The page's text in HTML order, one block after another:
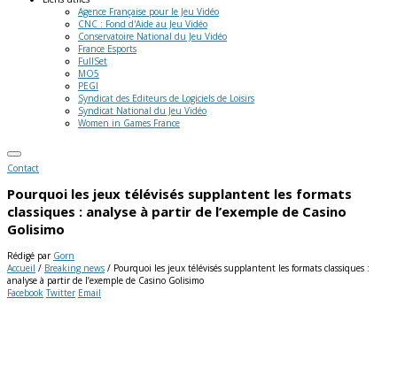
Agence Française pour le Jeu Vidéo
CNC : Fond d'Aide au Jeu Vidéo
Conservatoire National du Jeu Vidéo
France Esports
FullSet
MO5
PEGI
Syndicat des Editeurs de Logiciels de Loisirs
Syndicat National du Jeu Vidéo
Women in Games France
Contact
Pourquoi les jeux télévisés supplantent les formats
classiques : analyse à partir de l’exemple de Casino
Golisimo
Rédigé par Gorn
Accueil / Breaking news / Pourquoi les jeux télévisés supplantent les formats classiques :
analyse à partir de l’exemple de Casino Golisimo
Facebook Twitter Email